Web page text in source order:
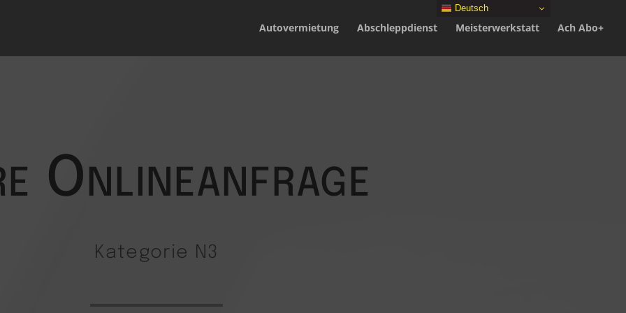
Autovermietung Abschleppdienst Meisterwerkstatt Ach Abo+
Onlineanfrage
Kategorie N3
Deutsch